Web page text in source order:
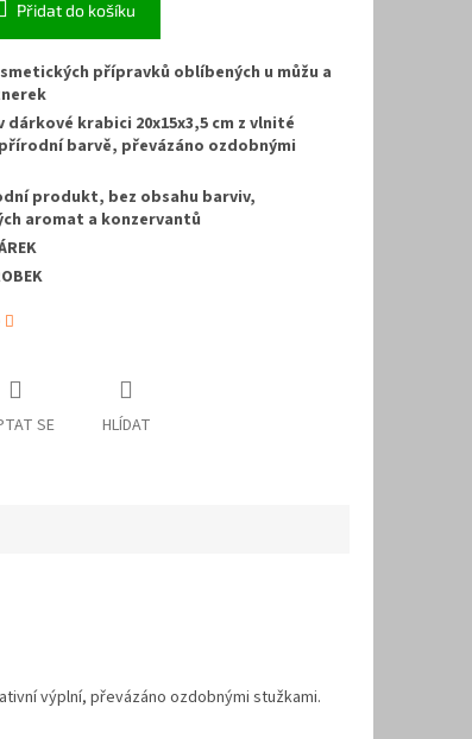
Přidat do košíku
přípravků oblíbených u můžu a
dárkové krabici 20x15x3,5 cm z vlnité
barvě, převázáno ozdobnými
produkt, bez obsahu barviv,
aromat a konzervantů
SE HLÍDAT
výplní, převázáno ozdobnými stužkami.